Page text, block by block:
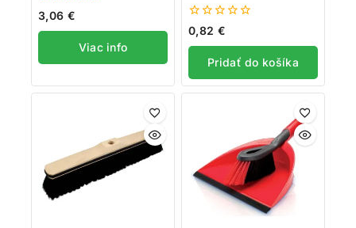
0
z
5
3,06 €
Viac info
0
z
5
0,82 €
Pridať do košíka